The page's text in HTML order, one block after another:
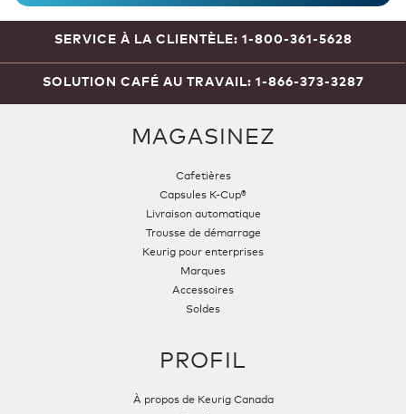
SERVICE À LA CLIENTÈLE: 1-800-361-5628
SOLUTION CAFÉ AU TRAVAIL: 1-866-373-3287
MAGASINEZ
Cafetières
Capsules K-Cup®
Livraison automatique
Trousse de démarrage
Keurig pour enterprises
Marques
Accessoires
Soldes
PROFIL
À propos de Keurig Canada